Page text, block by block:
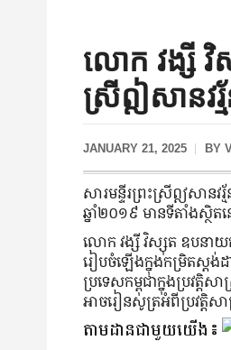
លោក វង្សី វិស្
ស្រីឦសានវរ្
JANUARY 21, 2025 BY
សារមន្ទីរព្រះស្រីឦសានវរ្
ឆ្នាំ២០១៩ មានទីតាំងស្ថិត
លោក វង្សី វិស្សុត ឧបនាយករ
រៀបចំឡើងក្នុងកម្រិតស្ដង់
ប្រទេសកម្ពុជាក្នុងប្រវត្
អាចរៀនសូត្រអំពីប្រវត្តិសា
តាមដានជាមួយយើង៖